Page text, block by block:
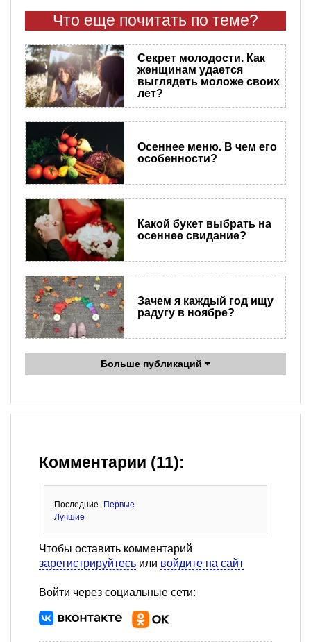
Что еще почитать по теме?
Секрет молодости. Как
женщинам удается
выглядеть моложе своих
лет?
Осеннее меню. В чем его
особенности?
Какой букет выбрать на
осеннее свидание?
Зачем я каждый год ищу
радугу в ноябре?
Больше публикаций
Комментарии (11):
Последние
Первые
Лучшие
Чтобы оставить комментарий
зарегистрируйтесь или войдите на сайт
Войти через социальные сети: